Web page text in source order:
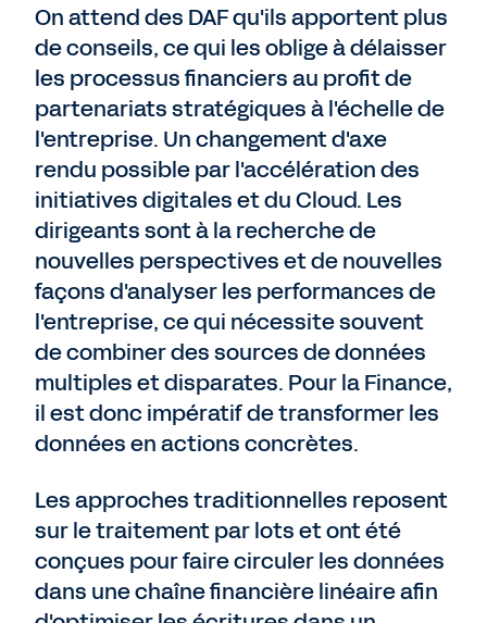
On attend des DAF qu'ils apportent plus
de conseils, ce qui les oblige à délaisser
les processus financiers au profit de
partenariats stratégiques à l'échelle de
l'entreprise. Un changement d'axe
rendu possible par l'accélération des
initiatives digitales et du Cloud. Les
dirigeants sont à la recherche de
nouvelles perspectives et de nouvelles
façons d'analyser les performances de
l'entreprise, ce qui nécessite souvent
de combiner des sources de données
multiples et disparates. Pour la Finance,
il est donc impératif de transformer les
données en actions concrètes.
Les approches traditionnelles reposent
sur le traitement par lots et ont été
conçues pour faire circuler les données
dans une chaîne financière linéaire afin